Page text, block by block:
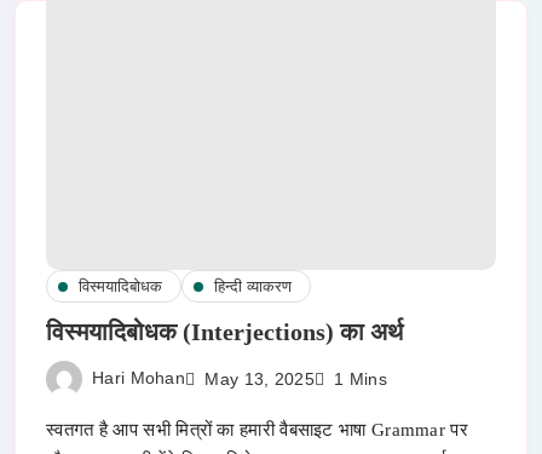
विस्मयादिबोधक हिन्दी व्याकरण
विस्मयादिबोधक (Interjections) का अर्थ
Hari Mohan May 13, 2025 1 Mins
स्वतगत है आप सभी मित्रों का हमारी वैबसाइट भाषा Grammar पर